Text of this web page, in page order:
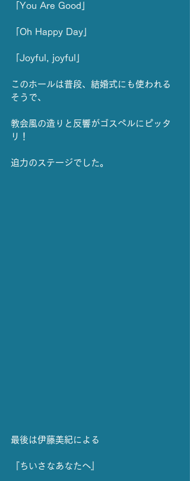
「You Are Good」
「Oh Happy Day」
「Joyful, joyful」
このホールは普段、結婚式にも使われる
そうで、
教会風の造りと反響がゴスペルにピッタ
リ！
迫力のステージでした。
最後は伊藤美紀による
『ちいさなあなたへ』